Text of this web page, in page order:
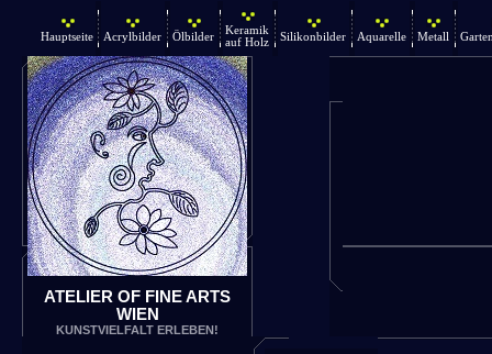
Hauptseite Acrylbilder Ölbilder
Keramik
auf Holz
Silikonbilder Aquarelle Metall
ATELIER OF FINE ARTS
WIEN
KUNSTVIELFALT ERLEBEN!